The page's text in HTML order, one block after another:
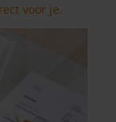
voor je.